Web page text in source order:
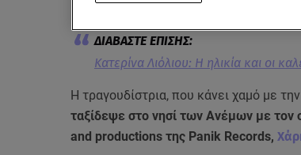
Κατερίνα Λιόλιου: H ηλικία και οι
Η τραγουδίστρια, που κάνει χαμό με
ταξίδεψε στο νησί των Ανέμων με
and productions της Panik Records,